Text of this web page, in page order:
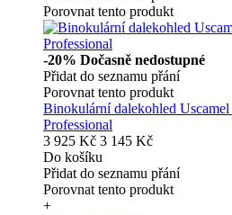
Porovnat tento produkt
-20% Dočasně nedostupné
Přidat do seznamu přání
Porovnat tento produkt
Binokulární dalekohled
Professional
3 925 Kč 3 145 Kč
Do košíku
Přidat do seznamu přání
Porovnat tento produkt
+